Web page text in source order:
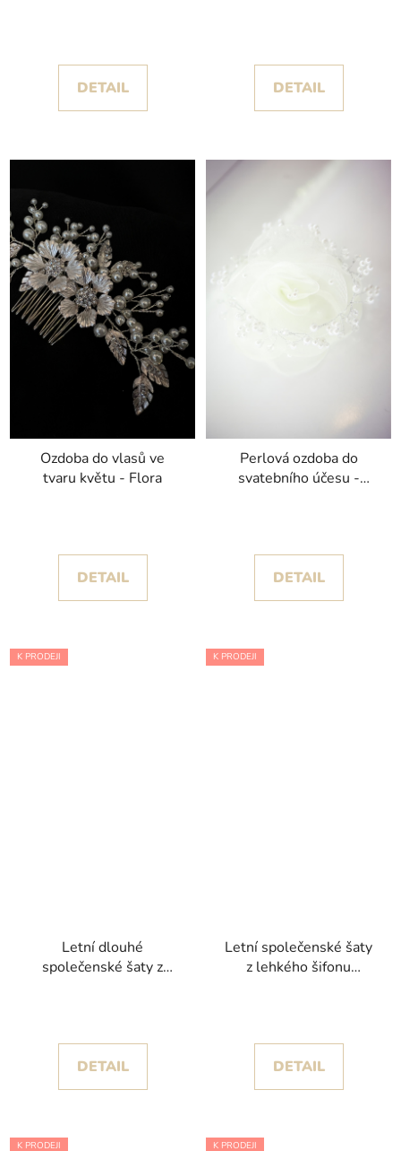
DETAIL DETAIL
Ozdoba do vlasů ve
tvaru květu - Flora
DETAIL
Perlová ozdoba do
svatebního účesu -
DETAIL
K PRODEJI
Letní dlouhé
společenské šaty z
DETAIL
K PRODEJI
Letní společenské šaty
z lehkého šifonu
DETAIL
K PRODEJI K PRODEJI